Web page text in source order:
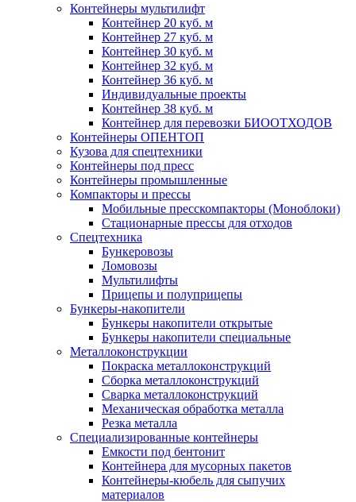
Контейнеры мультилифт
Контейнер 20 куб. м
Контейнер 27 куб. м
Контейнер 30 куб. м
Контейнер 32 куб. м
Контейнер 36 куб. м
Индивидуальные проекты
Контейнер 38 куб. м
Контейнер для перевозки БИООТХОДОВ
Контейнеры ОПЕНТОП
Кузова для спецтехники
Контейнеры под пресс
Контейнеры промышленные
Компакторы и прессы
Мобильные пресскомпакторы (Моноблоки)
Стационарные прессы для отходов
Спецтехника
Бункеровозы
Ломовозы
Мультилифты
Прицепы и полуприцепы
Бункеры-накопители
Бункеры накопители открытые
Бункеры накопители специальные
Металлоконструкции
Покраска металлоконструкций
Сборка металлоконструкций
Сварка металлоконструкций
Механическая обработка металла
Резка металла
Специализированные контейнеры
Емкости под бентонит
Контейнера для мусорных пакетов
Контейнеры-кюбель для сыпучих
материалов